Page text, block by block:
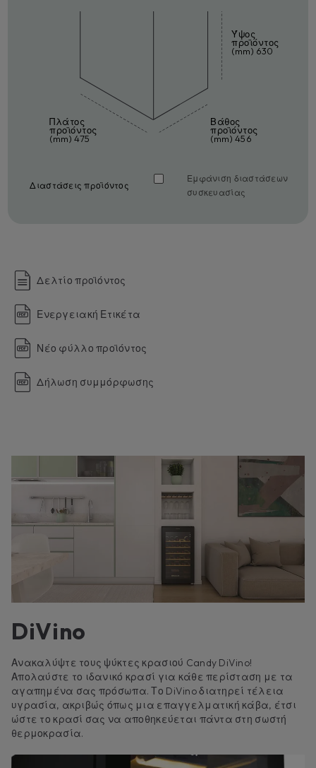
Ύψος
προϊόντος
(mm) 630
Βάθος
προϊόντος
(mm) 456
Πλάτος
προϊόντος
(mm) 475
Διαστάσεις προϊόντος
Εμφάνιση διαστάσεων
συσκευασίας
Δελτίο προϊόντος
Ενεργειακή Ετικέτα
Νέο φύλλο προϊόντος
Δήλωση συμμόρφωσης
DiVino
Ανακαλύψτε τους ψύκτες κρασιού Candy DiVino!
Απολαύστε το ιδανικό κρασί για κάθε περίσταση με τα
αγαπημένα σας πρόσωπα. Το DiVino διατηρεί τέλεια
υγρασία, ακριβώς όπως μια επαγγελματική κάβα, έτσι
ώστε το κρασί σας να αποθηκεύεται πάντα στη σωστή
θερμοκρασία.